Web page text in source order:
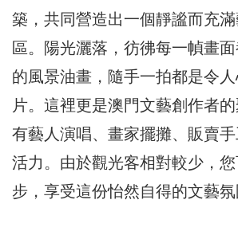
築，共同營造出一個靜謐而充
區。陽光灑落，彷彿每一幀畫
的風景油畫，隨手一拍都是令
片。這裡更是澳門文藝創作者
有藝人演唱、畫家擺攤、販賣
活力。由於觀光客相對較少，
步，享受這份怡然自得的文藝氛